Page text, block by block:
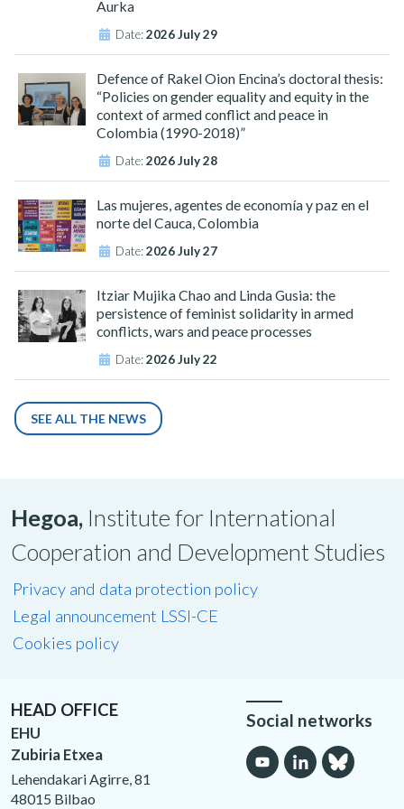
Aurka
Date:2026 July 29
Defence of Rakel Oion Encina’s doctoral thesis:
“Policies on gender equality and equity in the
context of armed conflict and peace in
Colombia (1990-2018)”
Date:2026 July 28
Las mujeres, agentes de economía y paz en el
norte del Cauca, Colombia
Date:2026 July 27
Itziar Mujika Chao and Linda Gusia: the
persistence of feminist solidarity in armed
conflicts, wars and peace processes
Date:2026 July 22
SEE ALL THE NEWS
Hegoa, Institute for International
Cooperation and Development Studies
Privacy and data protection policy
Legal announcement LSSI-CE
Cookies policy
HEAD OFFICE
EHU
Zubiria Etxea
Lehendakari Agirre, 81
48015 Bilbao
Social networks